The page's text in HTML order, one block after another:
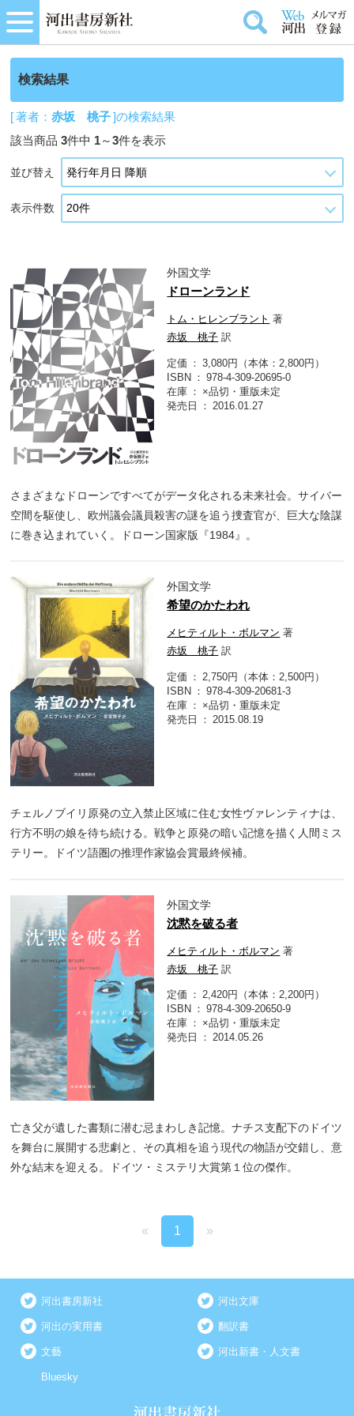
検索結果
[ 著者：赤坂 桃子]の検索結果
該当商品3件中 1～3件を表示
並び替え
表示件数
外国文学
ドローンランド
トム・ヒレンブラント 著
赤坂 桃子 訳
定価
3,080円（本体：2,800円）
ISBN
978-4-309-20695-0
在庫
×品切・重版未定
発売日
2016.01.27
さまざまなドローンですべてがデータ化される未来社会。サイバー
空間を駆使し、欧州議会議員殺害の謎を追う捜査官が、巨大な陰謀
に巻き込まれていく。ドローン国家版『1984』。
外国文学
希望のかたわれ
メヒティルト・ボルマン 著
赤坂 桃子 訳
定価
2,750円（本体：2,500円）
ISBN
978-4-309-20681-3
在庫
×品切・重版未定
発売日
2015.08.19
チェルノブイリ原発の立入禁止区域に住む女性ヴァレンティナは、
行方不明の娘を待ち続ける。戦争と原発の暗い記憶を描く人間ミス
テリー。ドイツ語圏の推理作家協会賞最終候補。
外国文学
沈黙を破る者
メヒティルト・ボルマン 著
赤坂 桃子 訳
定価
2,420円（本体：2,200円）
ISBN
978-4-309-20650-9
在庫
×品切・重版未定
発売日
2014.05.26
亡き父が遺した書類に潜む忌まわしき記憶。ナチス支配下のドイツ
を舞台に展開する悲劇と、その真相を追う現代の物語が交錯し、意
外な結末を迎える。ドイツ・ミステリ大賞第１位の傑作。
« 1 »
河出書房新社 河出文庫
河出の実用書 翻訳書
文藝 河出新書・人文書
Bluesky